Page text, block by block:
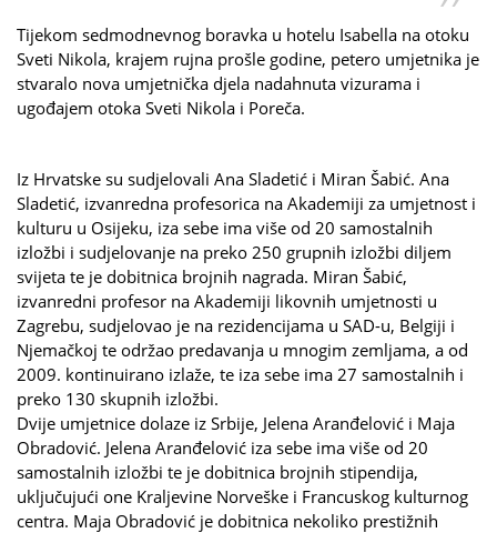
Tijekom sedmodnevnog boravka u hotelu Isabella na otoku
Sveti Nikola, krajem rujna prošle godine, petero umjetnika je
stvaralo nova umjetnička djela nadahnuta vizurama i
ugođajem otoka Sveti Nikola i Poreča.
Iz Hrvatske su sudjelovali Ana Sladetić i Miran Šabić. Ana
Sladetić, izvanredna profesorica na Akademiji za umjetnost i
kulturu u Osijeku, iza sebe ima više od 20 samostalnih
izložbi i sudjelovanje na preko 250 grupnih izložbi diljem
svijeta te je dobitnica brojnih nagrada. Miran Šabić,
izvanredni profesor na Akademiji likovnih umjetnosti u
Zagrebu, sudjelovao je na rezidencijama u SAD-u, Belgiji i
Njemačkoj te održao predavanja u mnogim zemljama, a od
2009. kontinuirano izlaže, te iza sebe ima 27 samostalnih i
preko 130 skupnih izložbi.
Dvije umjetnice dolaze iz Srbije, Jelena Aranđelović i Maja
Obradović. Jelena Aranđelović iza sebe ima više od 20
samostalnih izložbi te je dobitnica brojnih stipendija,
uključujući one Kraljevine Norveške i Francuskog kulturnog
centra. Maja Obradović je dobitnica nekoliko prestižnih